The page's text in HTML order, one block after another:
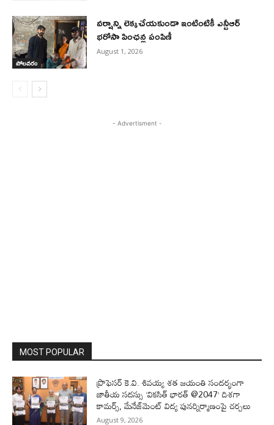
పోలవరం
వర్షాన్ని లెక్కచేయకుండా ఇంటింటికీ ఎన్టీఆర్
భరోసా పింఛన్ల పంపిణీ
August 1, 2026
- Advertisment -
MOST POPULAR
ప్రొఫెసర్‌ కె.వి. శివయ్య శత జయంతి సందర్భంగా
జాతీయ సదస్సు ‘వికసిత్‌ భారత్‌ @2047’ దిశగా
కామర్స్‌, మేనేజ్‌మెంట్‌ విద్య పునర్నిర్మాణంపై చర్చలు
August 9, 2026